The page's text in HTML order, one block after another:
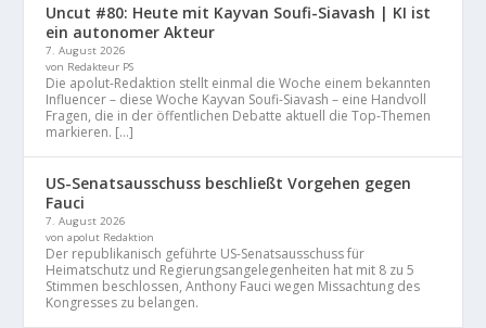
Uncut #80: Heute mit Kayvan Soufi-Siavash | KI ist
ein autonomer Akteur
7. August 2026
von Redakteur PS
Die apolut-Redaktion stellt einmal die Woche einem bekannten
Influencer – diese Woche Kayvan Soufi-Siavash – eine Handvoll
Fragen, die in der öffentlichen Debatte aktuell die Top-Themen
markieren. […]
US-Senatsausschuss beschließt Vorgehen gegen
Fauci
7. August 2026
von apolut Redaktion
Der republikanisch geführte US-Senatsausschuss für
Heimatschutz und Regierungsangelegenheiten hat mit 8 zu 5
Stimmen beschlossen, Anthony Fauci wegen Missachtung des
Kongresses zu belangen.